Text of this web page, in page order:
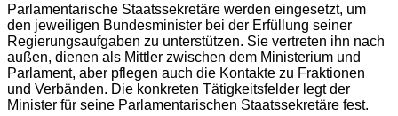
Parlamentarische Staatssekretäre werden eingesetzt, um
den jeweiligen Bundesminister bei der Erfüllung seiner
Regierungsaufgaben zu unterstützen. Sie vertreten ihn nach
außen, dienen als Mittler zwischen dem Ministerium und
Parlament, aber pflegen auch die Kontakte zu Fraktionen
und Verbänden. Die konkreten Tätigkeitsfelder legt der
Minister für seine Parlamentarischen Staatssekretäre fest.